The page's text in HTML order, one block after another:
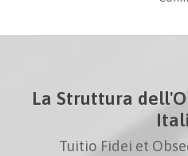
La Struttura
Tuitio Fidei et